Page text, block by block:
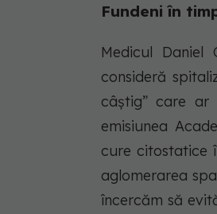
Fundeni în
Medicul Daniel
consideră
câștig” care
emisiunea
cure citostatice
aglomerarea
încercăm să